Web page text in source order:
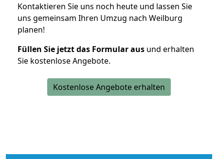
Kontaktieren Sie uns noch heute und lassen Sie
uns gemeinsam Ihren Umzug nach Weilburg
planen!
Füllen Sie jetzt das Formular aus und erhalten
Sie kostenlose Angebote.
Kostenlose Angebote erhalten